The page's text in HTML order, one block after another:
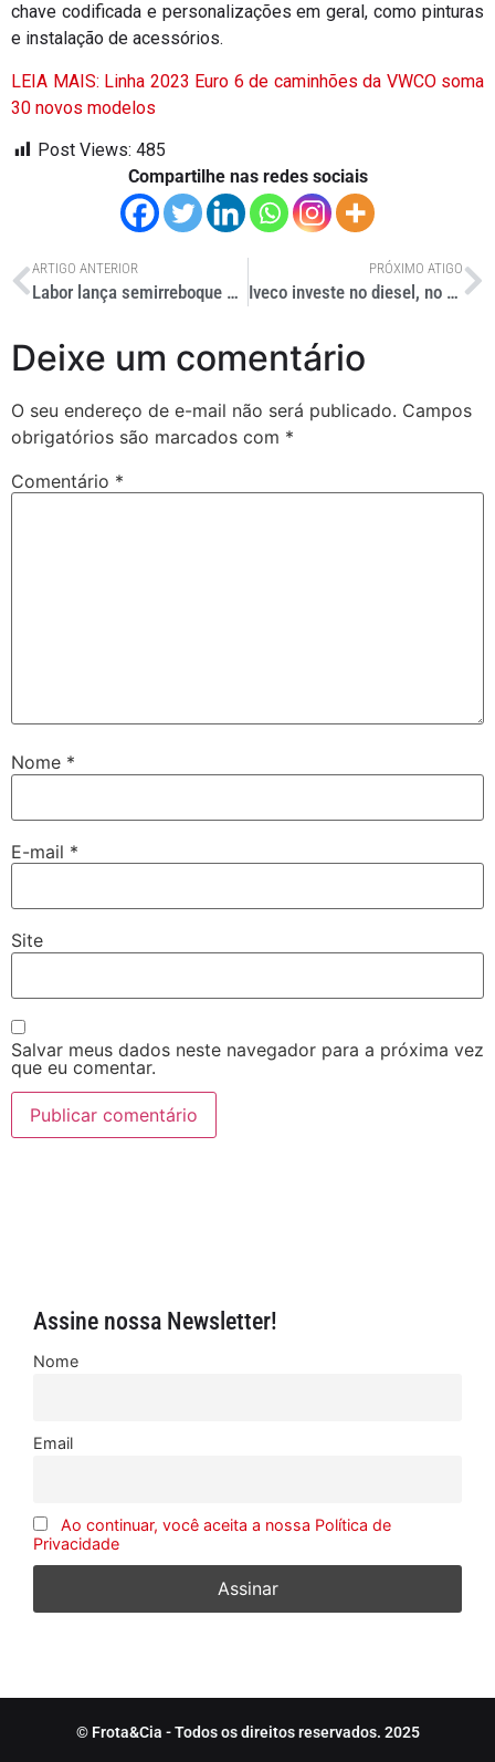
chave codificada e personalizações em geral, como pinturas
e instalação de acessórios.
LEIA MAIS: Linha 2023 Euro 6 de caminhões da VWCO soma
30 novos modelos
Post Views: 485
Compartilhe nas redes sociais
ARTIGO ANTERIOR
Labor lança semirreboque mini In Loader na Fenatran
PRÓXIMO ATIGO
Iveco investe no diesel, no gás e nos elétricos
Deixe um comentário
O seu endereço de e-mail não será publicado. Campos
obrigatórios são marcados com *
Comentário *
Nome *
E-mail *
Site
Salvar meus dados neste navegador para a próxima vez
que eu comentar.
Assine nossa Newsletter!
Nome
Email
Ao continuar, você aceita a nossa Política de
Privacidade
© Frota&Cia - Todos os direitos reservados. 2025